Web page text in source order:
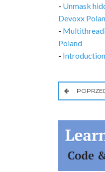
- Unmask
Devoxx
-
Poland
-